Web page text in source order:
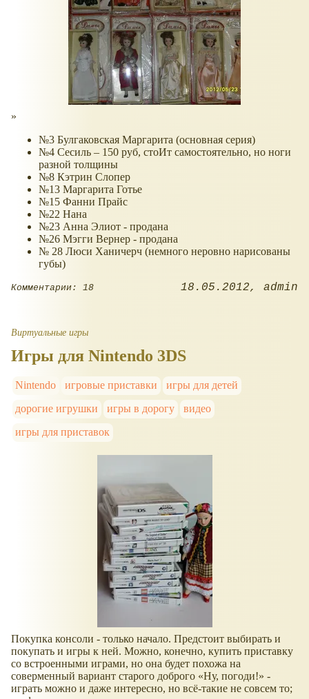
№3 Булгаковская Маргарита (основная серия)
№4 Сесиль – 150 руб, стоИт самостоятельно, но ноги
разной толщины
№8 Кэтрин Слопер
№13 Маргарита Готье
№15 Фанни Прайс
№22 Нана
№23 Анна Элиот - продана
№26 Мэгги Вернер - продана
№ 28 Люси Ханичерч (немного неровно нарисованы
губы)
Комментарии: 18 18.05.2012 admin
Виртуальные игры
Игры для Nintendo 3DS
Nintendo игровые приставки
игры для детей
дорогие игрушки
игры в дорогу
видео
игры для приставок
Покупка консоли - только начало. Предстоит выбирать и
покупать и игры к ней. Можно, конечно, купить приставку
со встроенными играми, но она будет похожа на
соверменный вариант старого доброго
Ну, погоди!
-
играть можно и даже интересно, но всё-такие не совсем то;